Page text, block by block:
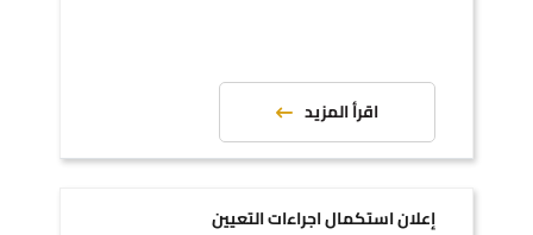
اقرأ المزيد
إعلان استكمال اجراءات التعيين